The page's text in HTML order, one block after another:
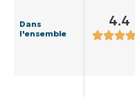
Dans
l'ensemble
4.4